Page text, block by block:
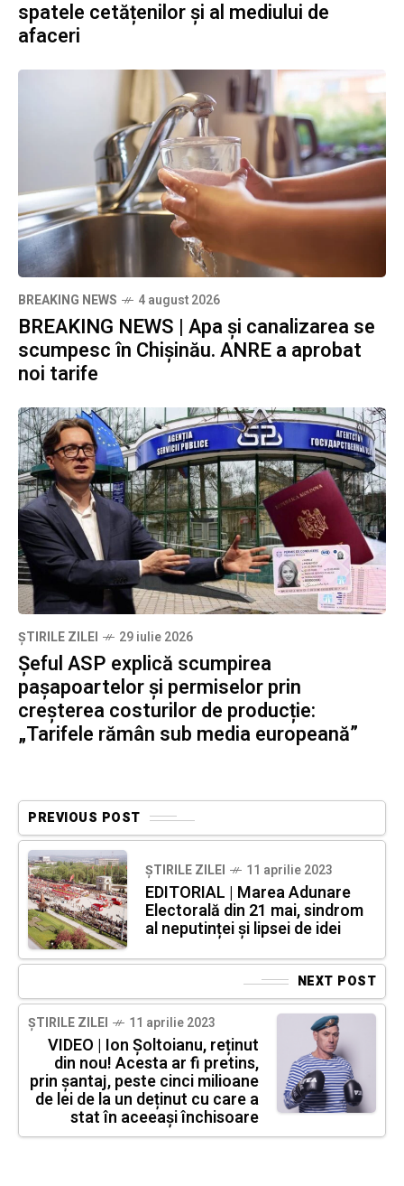
spatele cetățenilor și al mediului de
afaceri
BREAKING NEWS 4 august 2026
BREAKING NEWS | Apa și canalizarea se
scumpesc în Chișinău. ANRE a aprobat
noi tarife
ȘTIRILE ZILEI 29 iulie 2026
Șeful ASP explică scumpirea
pașapoartelor și permiselor prin
creșterea costurilor de producție:
„Tarifele rămân sub media europeană”
PREVIOUS POST
ȘTIRILE ZILEI 11 aprilie 2023
EDITORIAL | Marea Adunare
Electorală din 21 mai, sindrom
al neputinței și lipsei de idei
NEXT POST
ȘTIRILE ZILEI 11 aprilie 2023
VIDEO | Ion Șoltoianu, reținut
din nou! Acesta ar fi pretins,
prin șantaj, peste cinci milioane
de lei de la un deținut cu care a
stat în aceeași închisoare